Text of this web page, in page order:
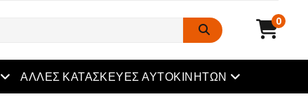
0
μενούΆΛΛΕΣ ΚΑΤΑΣΚΕΥΈΣ ΑΥΤΟΚΙΝΉΤΩΝ μενού